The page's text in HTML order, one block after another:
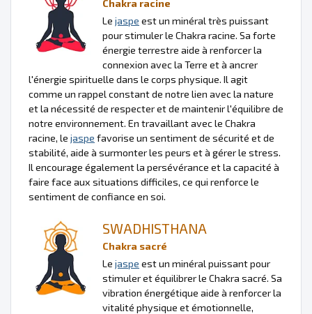
Chakra racine
Le jaspe est un minéral très puissant
pour stimuler le Chakra racine. Sa forte
énergie terrestre aide à renforcer la
connexion avec la Terre et à ancrer
l'énergie spirituelle dans le corps physique. Il agit
comme un rappel constant de notre lien avec la nature
et la nécessité de respecter et de maintenir l'équilibre de
notre environnement. En travaillant avec le Chakra
racine, le jaspe favorise un sentiment de sécurité et de
stabilité, aide à surmonter les peurs et à gérer le stress.
Il encourage également la persévérance et la capacité à
faire face aux situations difficiles, ce qui renforce le
sentiment de confiance en soi.
SWADHISTHANA
Chakra sacré
Le jaspe est un minéral puissant pour
stimuler et équilibrer le Chakra sacré. Sa
vibration énergétique aide à renforcer la
vitalité physique et émotionnelle,